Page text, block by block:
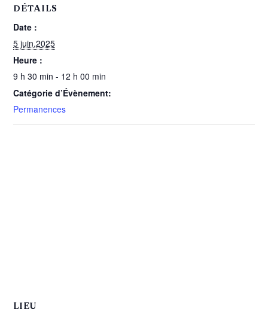
DÉTAILS
Date :
5 juin,2025
Heure :
9 h 30 min - 12 h 00 min
Catégorie d’Évènement:
Permanences
LIEU